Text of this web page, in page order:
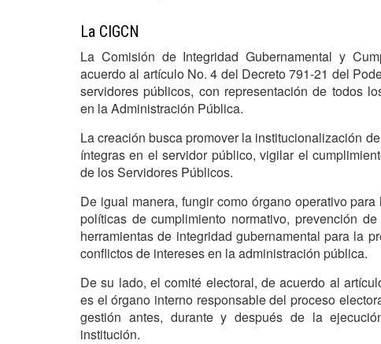
La CIGCN
La Comisión de Integridad Gubernamental y
acuerdo al artículo No. 4 del Decreto 791-21 del
servidores públicos, con representación de todos
en la Administración Pública.
La creación busca promover la institucionalización
íntegras en el servidor público, vigilar el
de los Servidores Públicos.
De igual manera, fungir como órgano operativo
políticas de cumplimiento normativo, prevención
herramientas de integridad gubernamental para la
conflictos de intereses en la administración pública.
De su lado, el comité electoral, de acuerdo al
es el órgano interno responsable del proceso
gestión antes, durante y después de la
institución.